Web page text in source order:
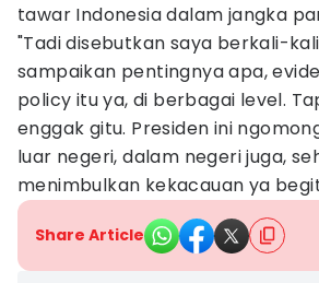
tawar Indonesia dalam jangka
"Tadi disebutkan saya berkali-
sampaikan pentingnya apa,
policy itu ya, di berbagai level.
enggak gitu. Presiden ini
luar negeri, dalam negeri juga,
menimbulkan kekacauan ya
Share Article